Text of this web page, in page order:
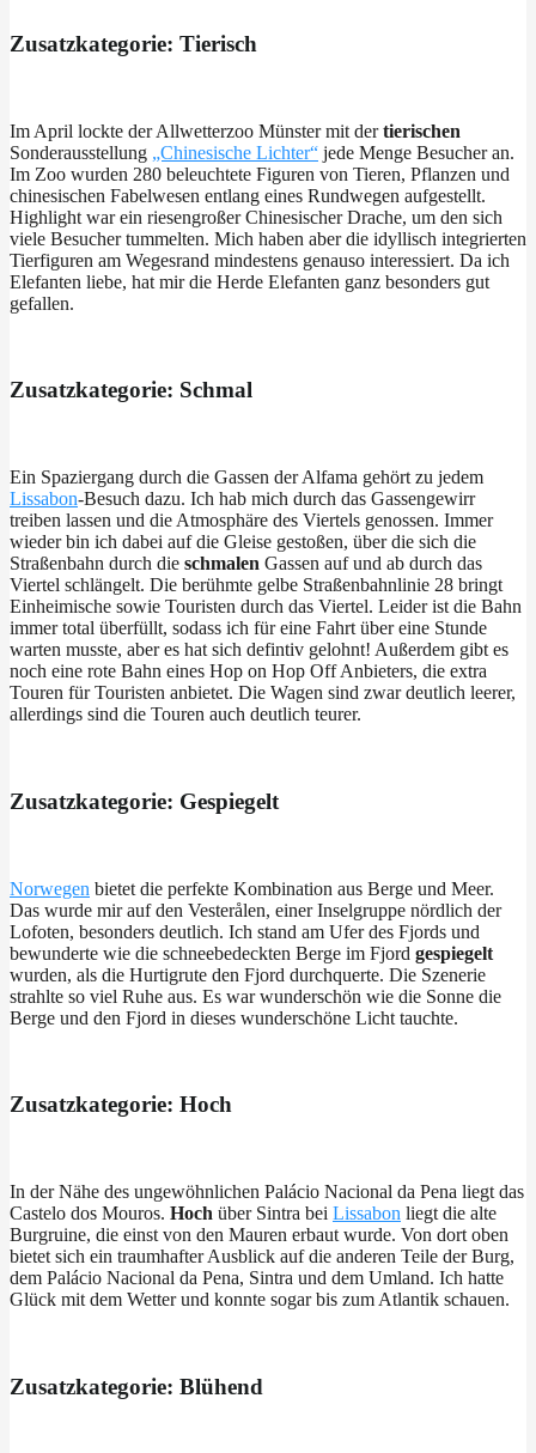
Zusatzkategorie: Tierisch
Im April lockte der Allwetterzoo Münster mit dertierischen
Sonderausstellung „Chinesische Lichter“ jede Menge Besucher an.
Im Zoo wurden 280 beleuchtete Figuren von Tieren, Pflanzen und
chinesischen Fabelwesen entlang eines Rundwegen aufgestellt.
Highlight war ein riesengroßer Chinesischer Drache, um den sich
viele Besucher tummelten. Mich haben aber die idyllisch integrierten
Tierfiguren am Wegesrand mindestens genauso interessiert. Da ich
Elefanten liebe, hat mir die Herde Elefanten ganz besonders gut
gefallen.
Zusatzkategorie: Schmal
Ein Spaziergang durch die Gassen der Alfama gehört zu jedem
Lissabon-Besuch dazu. Ich hab mich durch das Gassengewirr
treiben lassen und die Atmosphäre des Viertels genossen. Immer
wieder bin ich dabei auf die Gleise gestoßen, über die sich die
Straßenbahn durch die schmalen Gassen auf und ab durch das
Viertel schlängelt. Die berühmte gelbe Straßenbahnlinie 28 bringt
Einheimische sowie Touristen durch das Viertel. Leider ist die Bahn
immer total überfüllt, sodass ich für eine Fahrt über eine Stunde
warten musste, aber es hat sich defintiv gelohnt! Außerdem gibt es
noch eine rote Bahn eines Hop on Hop Off Anbieters, die extra
Touren für Touristen anbietet. Die Wagen sind zwar deutlich leerer,
allerdings sind die Touren auch deutlich teurer.
Zusatzkategorie: Gespiegelt
Norwegen bietet die perfekte Kombination aus Berge und Meer.
Das wurde mir auf den Vesterålen, einer Inselgruppe nördlich der
Lofoten, besonders deutlich. Ich stand am Ufer des Fjords und
bewunderte wie die schneebedeckten Berge im Fjord gespiegelt
wurden, als die Hurtigrute den Fjord durchquerte. Die Szenerie
strahlte so viel Ruhe aus. Es war wunderschön wie die Sonne die
Berge und den Fjord in dieses wunderschöne Licht tauchte.
Zusatzkategorie: Hoch
In der Nähe des ungewöhnlichen Palácio Nacional da Pena liegt das
Castelo dos Mouros. Hoch über Sintra bei Lissabon liegt die alte
Burgruine, die einst von den Mauren erbaut wurde. Von dort oben
bietet sich ein traumhafter Ausblick auf die anderen Teile der Burg,
dem Palácio Nacional da Pena, Sintra und dem Umland. Ich hatte
Glück mit dem Wetter und konnte sogar bis zum Atlantik schauen.
Zusatzkategorie: Blühend